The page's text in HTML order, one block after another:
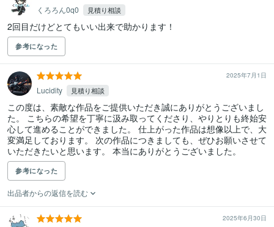
くろろん0q0 見積り相談
参考になった
2025年7月1日
Lucidity 見積り相談
この度は、素敵な作品をご提供いただき誠にありがとうございまし
た。 こちらの希望を丁寧に汲み取ってくださり、やりとりも終始安
心して進めることができました。 仕上がった作品は想像以上で、大
変満足しております。 次の作品につきましても、ぜひお願いさせて
いただきたいと思います。 本当にありがとうございました。
参考になった
出品者からの返信を読む
2025年6月30日